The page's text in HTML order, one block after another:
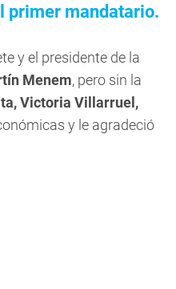
primer mandatario.
y el presidente de la
Menem, pero sin la
Victoria Villarruel,
y le agradeció